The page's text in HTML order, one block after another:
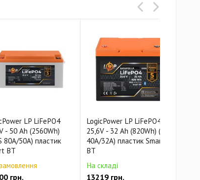
LP LiFePO4
- 50 Ah (2560Wh)
80A/50А) пластик
BT
грн.
LogicPower LP LiFePO4
25,6V - 32 Ah (820Wh) (BMS
40A/32А) пластик Smart
BT
На складі
13219 грн.